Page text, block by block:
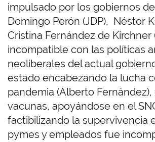
impulsado por los gobiernos
Domingo Perón (JDP), Néstor
Cristina Fernández de Kirchner
incompatible con las políticas
neoliberales del actual
estado encabezando la lucha
pandemia (Alberto
vacunas, apoyándose en el
factibilizando la supervivencia
pymes y empleados fue